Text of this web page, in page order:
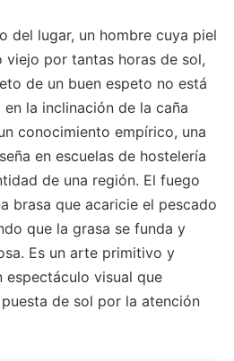
del lugar, un hombre cuya piel
por tantas horas de sol,
de un buen espeto no está
la inclinación de la caña
conocimiento empírico, una
en escuelas de hostelería
de una región. El fuego
brasa que acaricie el pescado
que la grasa se funda y
Es un arte primitivo y
espectáculo visual que
de sol por la atención